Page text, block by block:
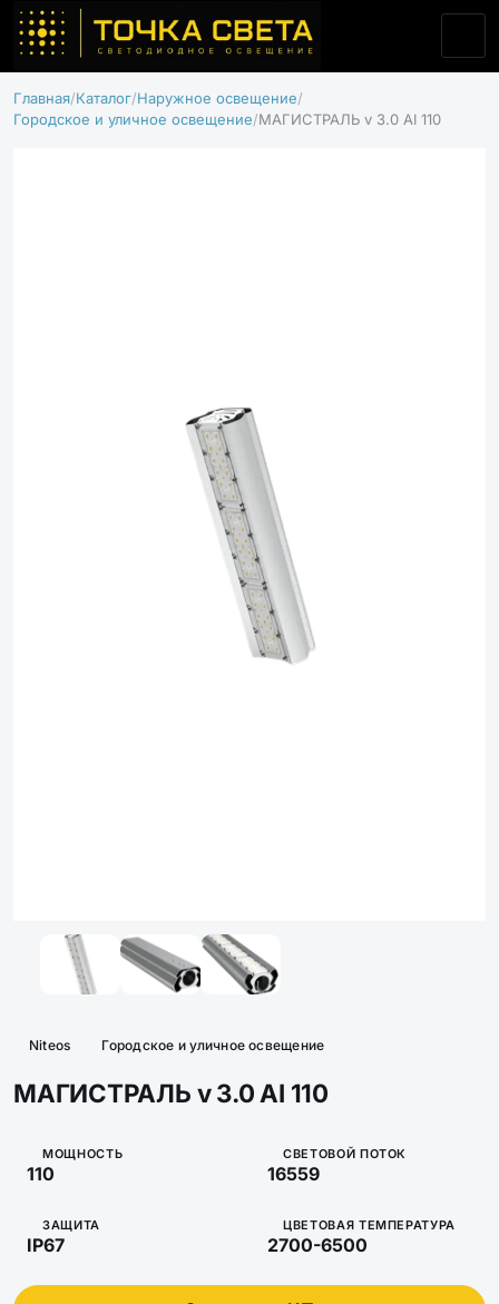
Главная Каталог Наружное освещение
Городское и уличное освещение МАГИСТРАЛЬ v 3.0 AI 110
Niteos Городское и уличное освещение
МАГИСТРАЛЬ v 3.0 AI 110
МОЩНОСТЬ
110
СВЕТОВОЙ ПОТОК
16559
ЗАЩИТА
IP67
ЦВЕТОВАЯ ТЕМПЕРАТУРА
2700-6500